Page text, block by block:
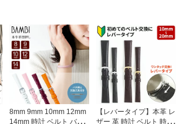
a RWM022_522
8mm 9mm 10mm 12mm
14mm 時計 ベルト バン
【レバータイプ】本革 レ
ザー 革 時計 ベルト 時計